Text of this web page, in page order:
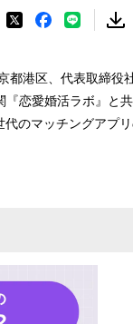
都港区、代表取締役
『恋愛婚活ラボ』と共
のマッチングアプリ